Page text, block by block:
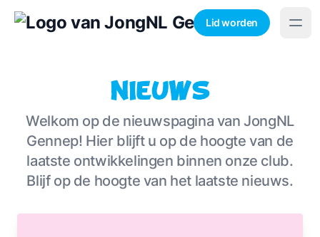
Lid worden
Nieuws
Welkom op de nieuwspagina van JongNL
Gennep! Hier blijft u op de hoogte van de
laatste ontwikkelingen binnen onze club.
Blijf op de hoogte van het laatste nieuws.